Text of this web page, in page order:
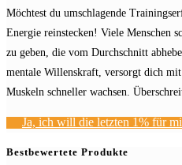
Möchtest du umschlagende
Energie reinstecken! Viele Menschen
zu geben, die vom Durchschnitt
mentale Willenskraft, versorgt dich
Muskeln schneller wachsen.
Ja, ich will die letzten 1% für
Bestbewertete Produkte